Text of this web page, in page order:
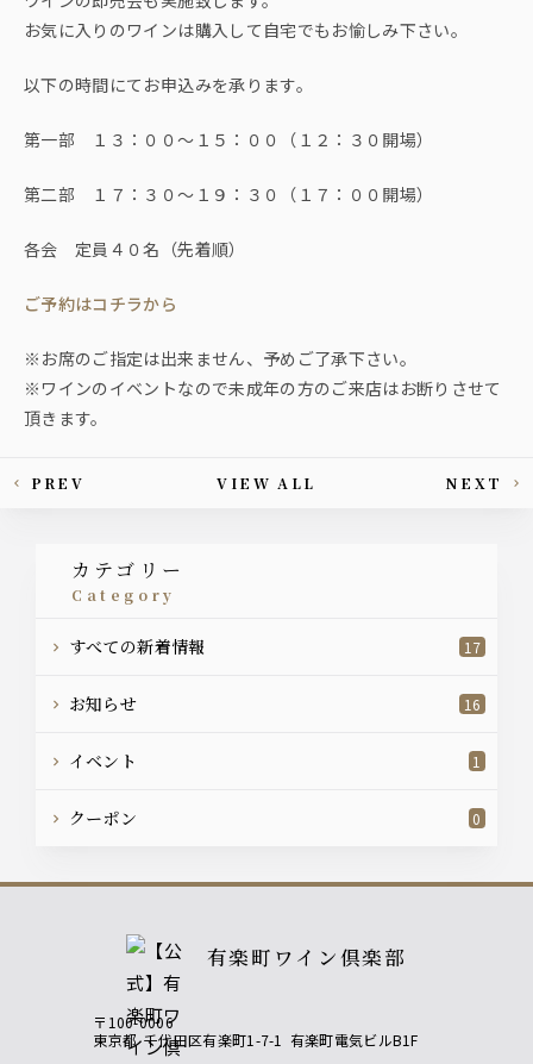
お気に入りのワインは購入して自宅でもお愉しみ下さい。
以下の時間にてお申込みを承ります。
第一部 １３：００～１５：００（１２：３０開場）
第二部 １７：３０～１９：３０（１７：００開場）
各会 定員４０名（先着順）
ご予約はコチラから
※お席のご指定は出来ません、予めご了承下さい。
※ワインのイベントなので未成年の方のご来店はお断りさせて
頂きます。
This article's paging
PREV VIEW ALL NEXT
カテゴリー
category
すべての新着情報 17
お知らせ 16
イベント 1
クーポン 0
有楽町ワイン倶楽部
〒100-0006
東京都 千代田区有楽町1-7-1 有楽町電気ビルB1F